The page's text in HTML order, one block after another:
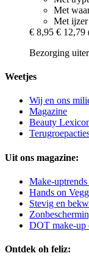
Met
Met
€ 8,95 € 12,79
Bezorging
Weetjes
Wij en ons
Magazine
Beauty
Uit ons magazine:
Make-
Hands on
Stevig en
DOT make-up
Ontdek oh feliz: